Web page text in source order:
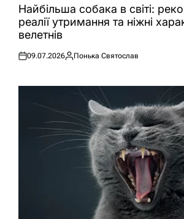
УНайбільша собака в світі:
реалії утримання та ніжні
велетнів
Оприлюднено
09.07.2026
Опубліковано
Понька Святослав